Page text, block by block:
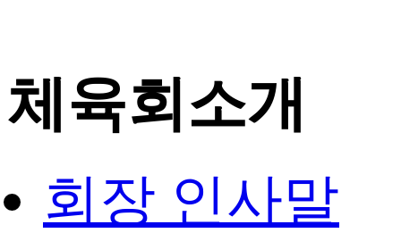
체육회소개
회장 인사말